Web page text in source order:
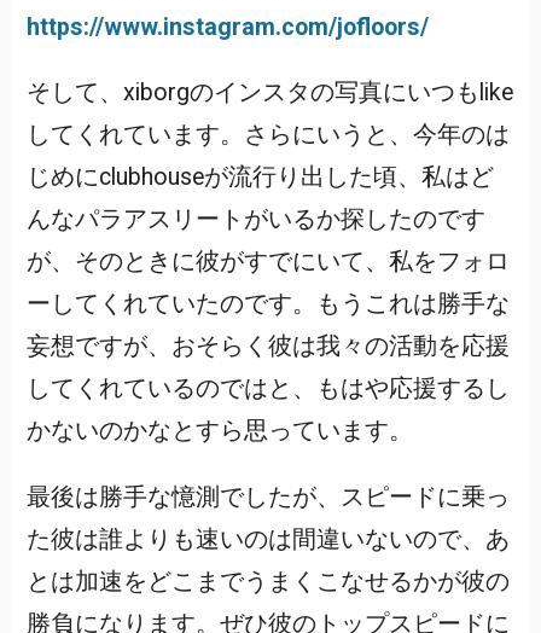
https://www.instagram.com/jofloors/
そして、xiborgのインスタの写真にいつもlike
してくれています。さらにいうと、今年のは
じめにclubhouseが流行り出した頃、私はど
んなパラアスリートがいるか探したのです
が、そのときに彼がすでにいて、私をフォロ
ーしてくれていたのです。もうこれは勝手な
妄想ですが、おそらく彼は我々の活動を応援
してくれているのではと、もはや応援するし
かないのかなとすら思っています。
最後は勝手な憶測でしたが、スピードに乗っ
た彼は誰よりも速いのは間違いないので、あ
とは加速をどこまでうまくこなせるかが彼の
勝負になります。ぜひ彼のトップスピードに